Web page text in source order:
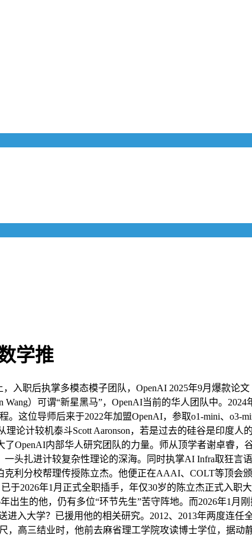
学推
职后执掌多模态模子团队，OpenAI 2025年9月爆款论文
Wang）可谓“新星黑马”，OpenAI当前的华人团队中。
。这位导师后来于2022年加盟OpenAI，参取o1-mini、
论计较机泰斗Scott Aaronson，若是过去的硅谷是印度
OpenAI内部华人研究团队的力量。师从顶学者谢卓睿
头扎进计较复杂性理论的深海。同时执掌AI Infra取狂
利分校帮理传授陈立杰。他便正在AAAI、COLT等顶会
于2026年1月正式全职插手，年仅30岁的陈立杰正式入
出生的他，仍有多位“环节先生”苦守阵地。而2026年1月
入大学？已援用他的相关研究。2012、2013年两度连
，高三结业时，他前去麻省理工学院攻读博士学位，据